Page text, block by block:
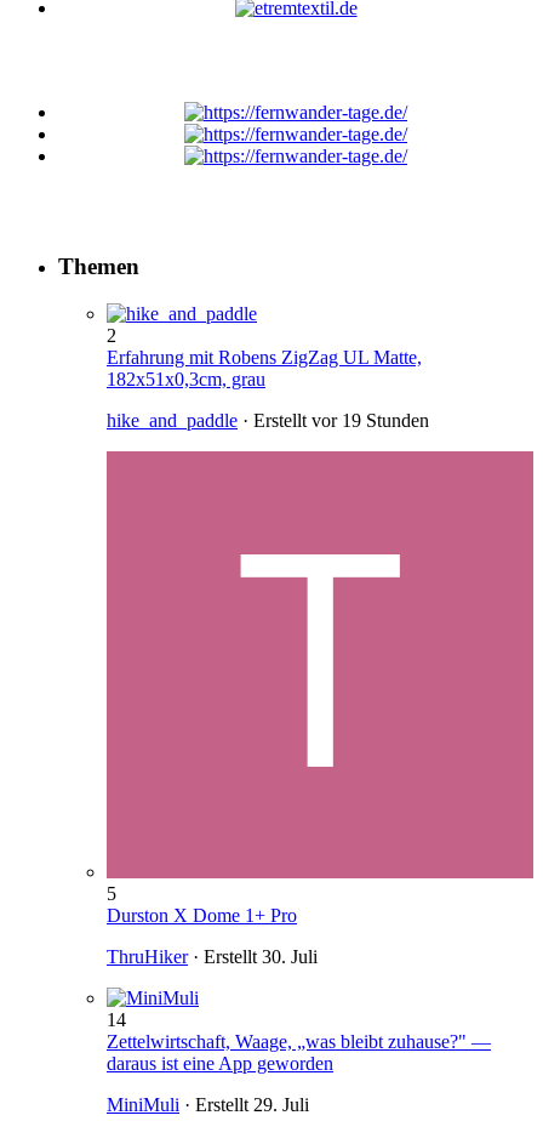
Themen
2
Erfahrung mit Robens ZigZag UL Matte,
182x51x0,3cm, grau
hike_and_paddle · Erstellt vor 19 Stunden
5
Durston X Dome 1+ Pro
ThruHiker· Erstellt 30. Juli
14
Zettelwirtschaft, Waage, „was bleibt zuhause?" —
daraus ist eine App geworden
MiniMuli · Erstellt 29. Juli